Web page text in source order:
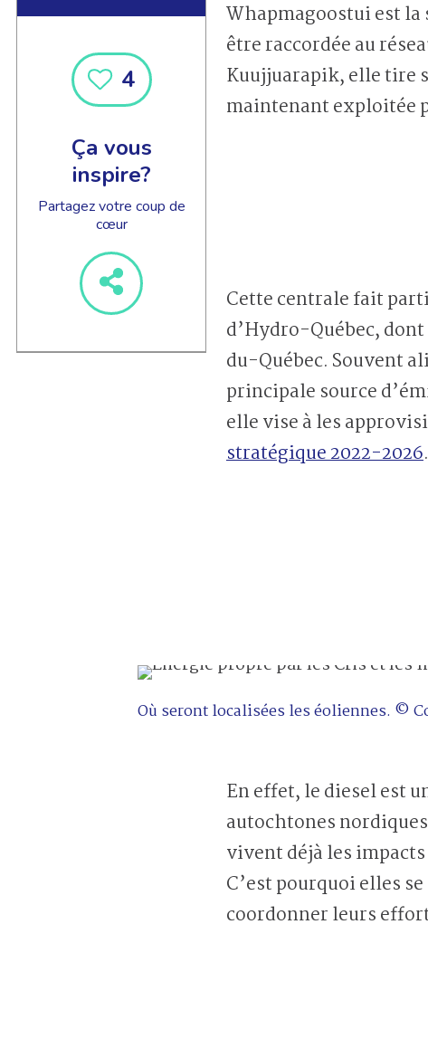
4
Ça vous
inspire?
Partagez votre coup de
cœur
Whapmagoostui est la
être raccordée au
Kuujjuarapik, elle tire
maintenant exploitée
Cette centrale fait
d’Hydro-Québec,
du-Québec. Souvent
principale source
elle vise à les
stratégique 2022-2026.
Où seront localisées les éoliennes. ©
En effet, le diesel est
autochtones
vivent déjà les
C’est pourquoi elles
coordonner leurs